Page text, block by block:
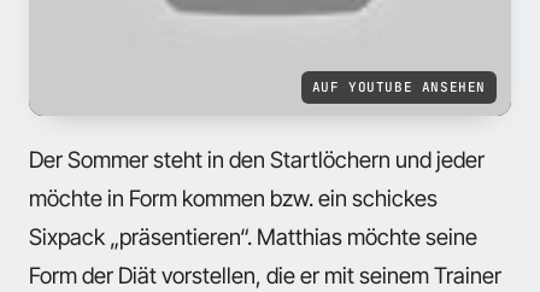
AUF YOUTUBE ANSEHEN
Der Sommer steht in den Startlöchern und jeder
möchte in Form kommen bzw. ein schickes
Sixpack „präsentieren“. Matthias möchte seine
Form der Diät vorstellen, die er mit seinem Trainer